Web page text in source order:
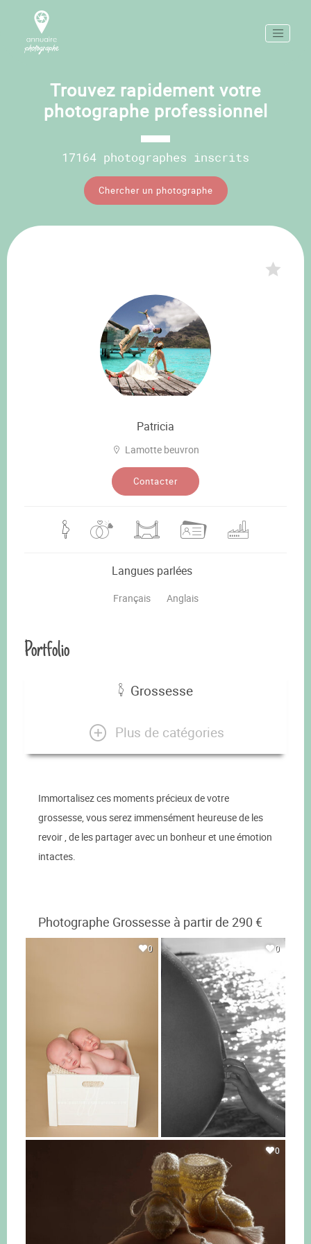
Trouvez rapidement votre
photographe professionnel
17164 photographes inscrits
Chercher un photographe
Patricia
Lamotte beuvron
Contacter
Langues parlées
Français Anglais
Portfolio
Grossesse
Plus de catégories
Immortalisez ces moments précieux de votre
grossesse, vous serez immensément heureuse de les
revoir , de les partager avec un bonheur et une émotion
intactes.
Photographe Grossesse à partir de 290 €
0 0
0